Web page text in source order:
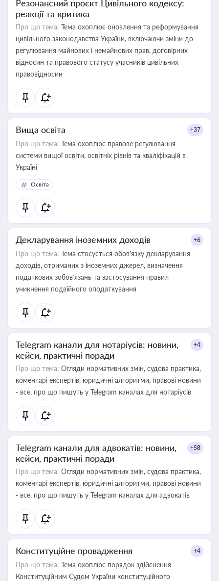
Резонансний проєкт Цивільного кодексу:
реакції та критика
Про що тема: Тема охоплює оновлення та реформування
цивільного законодавства України, включаючи зміни до
регулювання майнових і немайнових прав, договірних
відносин та правового статусу учасників цивільних
правовідносин
Вища освіта +37
Про що тема: Тема охоплює правове регулювання
системи вищої освіти, освітніх рівнів та кваліфікацій в
Україні
Освіта
Декларування іноземних доходів +6
Про що тема: Тема стосується обов’язку декларування
доходів, отриманих з іноземних джерел, визначення
податкових зобов’язань та застосування правил
уникнення подвійного оподаткування
Telegram канали для нотаріусів: новини,
кейси, практичні поради
+4
Про що тема: Огляди нормативних змін, судова практика,
коментарі експертів, юридичні алгоритми, правові новини
- все, про що пишуть у Telegram каналах для нотаріусів
Telegram канали для адвокатів: новини,
кейси, практичні поради
+58
Про що тема: Огляди нормативних змін, судова практика,
коментарі експертів, юридичні алгоритми, правові новини
- все, про що пишуть у Telegram каналах для адвокатів
Конституційне провадження +4
Про що тема: Тема охоплює порядок здійснення
Конституційним Судом України конституційного